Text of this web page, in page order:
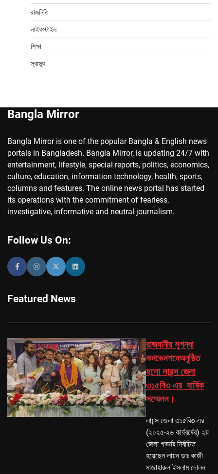
রাজনিতি
লাইফস্টাইল
শিক্ষা
স্বাস্থ্য
Bangla Mirror
Bangla Mirror is one of the popular Bangla & English news
portals in Bangladesh. Bangla Mirror, is updating 24/7 with
entertainment, lifestyle, special reports, politics, economics,
culture, education, information technology, health, sports,
columns and features. The online news portal has started
its operations with the commitment of fearless,
investigative, informative and neutral journalism.
Follow Us On:
Featured News
রাজধানীর সুগন্ধা
কনভেনশনেঅনুষ্ঠিত
হলো লায়ন্স জেলা
৩১৫বি৩ এর বার্ষিক
সম্মেলন।
লায়ন্স জেলা ৩১৫বি৩-এর
(২০২৫-২৬ কার্যবর্ষের) ২য়
জেলা গভর্নর নির্বাচিত
হয়েছেন লায়ন ডাঃ কাজী
মাজাহারুল ইসলাম দোলন